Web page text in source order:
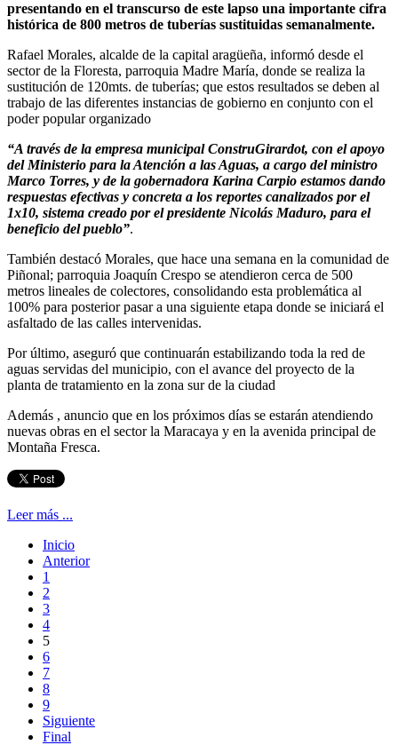
presentando en el transcurso de este lapso una importante cifra
histórica de 800 metros de tuberías sustituidas semanalmente.
Rafael Morales, alcalde de la capital aragüeña, informó desde el
sector de la Floresta, parroquia Madre María, donde se realiza la
sustitución de 120mts. de tuberías; que estos resultados se deben al
trabajo de las diferentes instancias de gobierno en conjunto con el
poder popular organizado
“A través de la empresa municipal ConstruGirardot, con el apoyo
del Ministerio para la Atención a las Aguas, a cargo del ministro
Marco Torres, y de la gobernadora Karina Carpio estamos dando
respuestas efectivas y concreta a los reportes canalizados por el
1x10, sistema creado por el presidente Nicolás Maduro, para el
beneficio del pueblo”.
También destacó Morales, que hace una semana en la comunidad de
Piñonal; parroquia Joaquín Crespo se atendieron cerca de 500
metros lineales de colectores, consolidando esta problemática al
100% para posterior pasar a una siguiente etapa donde se iniciará el
asfaltado de las calles intervenidas.
Por último, aseguró que continuarán estabilizando toda la red de
aguas servidas del municipio, con el avance del proyecto de la
planta de tratamiento en la zona sur de la ciudad
Además , anuncio que en los próximos días se estarán atendiendo
nuevas obras en el sector la Maracaya y en la avenida principal de
Montaña Fresca.
Leer más ...
Inicio
Anterior
1
2
3
4
5
6
7
8
9
Siguiente
Final